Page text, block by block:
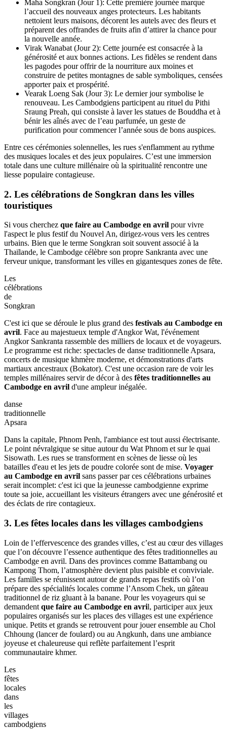
Nouvel
Khmer
(Choul
Chnam
Thmey)
Si vous vous demandezque faire au Cambodge en avril,
l'immersion dans ces fêtes traditionnelles au Cambodge en avril
est une étape incontournable. Chaque journée possède une
signification et des rituels bien précis :
Maha Songkran (Jour 1): Cette première journée marque
l’accueil des nouveaux anges protecteurs. Les habitants
nettoient leurs maisons, décorent les autels avec des fleurs et
préparent des offrandes de fruits afin d’attirer la chance pour
Virak Wanabat (Jour 2): Cette journée est consacrée à la
générosité et aux bonnes actions. Les fidèles se rendent dans
les pagodes pour offrir de la nourriture aux moines et
construire de petites montagnes de sable symboliques, censées
apporter paix et prospérité.
Vearak Loeng Sak (Jour 3): Le dernier jour symbolise le
renouveau. Les Cambodgiens participent au rituel du Pithi
Sraung Preah, qui consiste à laver les statues de Bouddha et à
bénir les aînés avec de l’eau parfumée, un geste de
Entre ces cérémonies solennelles, les rues s'enflamment au rythme
des musiques locales et des jeux populaires. C’est une immersion
totale dans une culture millénaire où la spiritualité rencontre une
liesse populaire contagieuse.
2. Les célébrations de Songkran dans les villes
touristiques
Si vous cherchezque faire au Cambodge en avrilpour vivre
l'aspect le plus festif du Nouvel An, dirigez-vous vers les centres
urbains. Bien que le terme Songkran soit souvent associé à la
ferveur unique, transformant les villes en gigantesques zones de fête.
Les
de
Songkran
C'est ici que se déroule le plus grand desfestivals au Cambodge en
avril. Face au majestueux temple d'Angkor Wat, l'événement
Angkor Sankranta rassemble des milliers de locaux et de voyageurs.
Le programme est riche: spectacles de danse traditionnelle Apsara,
concerts de musique khmère moderne, et démonstrations d'arts
temples millénaires servir de décor à desfêtes traditionnelles au
danse
traditionnelle
Apsara
Dans la capitale, Phnom Penh, l'ambiance est tout aussi électrisante.
Le point névralgique se situe autour du Wat Phnom et sur le quai
Sisowath. Les rues se transforment en scènes de liesse où les
batailles d'eau et les jets de poudre colorée sont de mise.Voyager
au Cambodge en avril sans passer par ces célébrations urbaines
serait incomplet: c'est ici que la jeunesse cambodgienne exprime
toute sa joie, accueillant les visiteurs étrangers avec une générosité et
des éclats de rire contagieux.
3. Les fêtes locales dans les villages cambodgiens
Loin de l’effervescence des grandes villes, c’est au cœur des villages
que l’on découvre l’essence authentique des fêtes traditionnelles au
Cambodge en avril. Dans des provinces comme Battambang ou
Kampong Thom, l’atmosphère devient plus paisible et conviviale.
Les familles se réunissent autour de grands repas festifs où l’on